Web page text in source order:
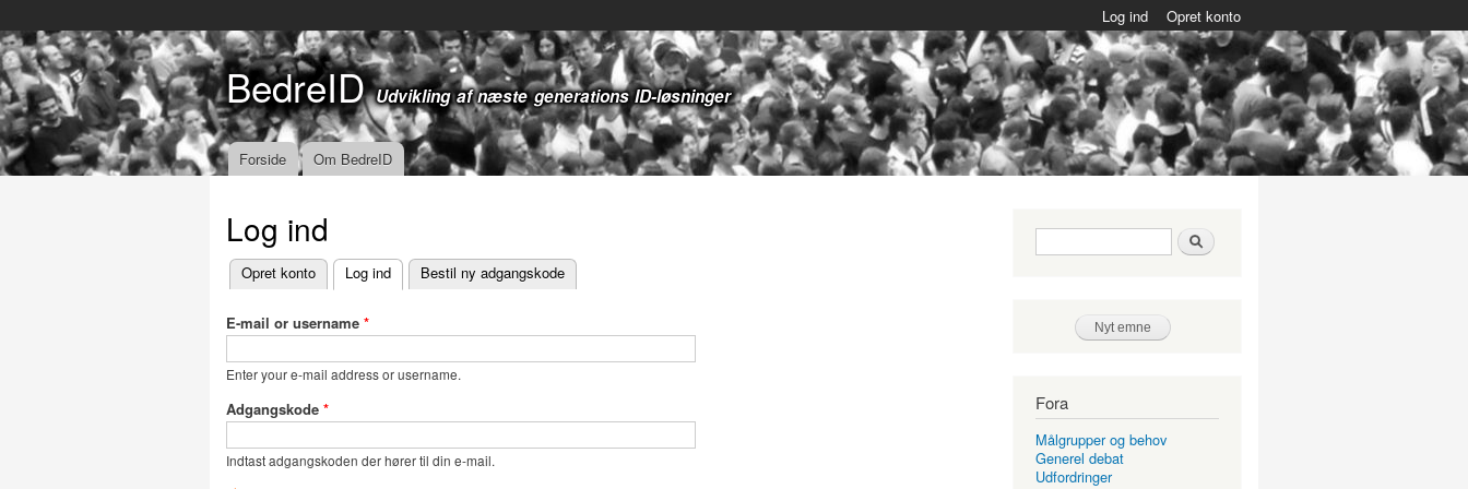
hovedindholdSekundær menu
Log ind Opret konto
BedreID Udvikling af næste generations ID-løsninger
Hovedmenu
Forside Om BedreID
Log ind
Primære faneblade
Opret konto Log ind (aktiv fane)
Bestil ny adgangskode
E-mail or username *
Enter your e-mail address or username.
Adgangskode *
Indtast adgangskoden der hører til din e-mail.
Søgefelt Søg
Nyt emne
Fora
Målgrupper og behov
Generel debat
Udfordringer